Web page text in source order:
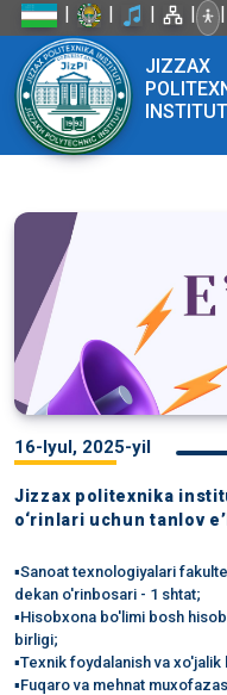
| | | | |
JIZZAX
16-Iyul, 2025-yil
Jizzax politexnika
o‘rinlari uchun tanlov
▪️Sanoat texnologiyalari
dekan o'rinbosari - 1 shtat;
▪️Hisobxona bo'limi bosh
birligi;
▪️Texnik foydalanish va
▪️Fuqaro va mehnat